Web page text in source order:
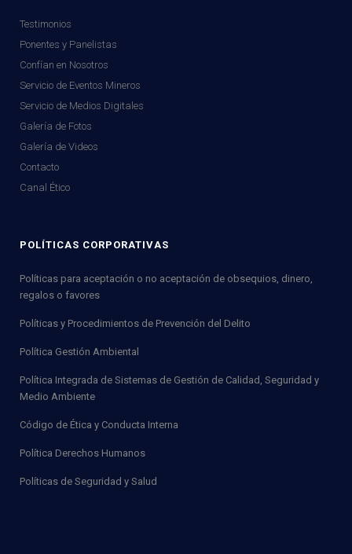
Testimonios
Ponentes y Panelistas
Confían en Nosotros
Servicio de Eventos Mineros
Servicio de Medios Digitales
Galería de Fotos
Galería de Videos
Contacto
Canal Ético
POLÍTICAS CORPORATIVAS
Políticas para aceptación o no aceptación de obsequios, dinero,
regalos o favores
Políticas y Procedimientos de Prevención del Delito
Política Gestión Ambiental
Política Integrada de Sistemas de Gestión de Calidad, Seguridad y
Medio Ambiente
Código de Ética y Conducta Interna
Política Derechos Humanos
Políticas de Seguridad y Salud